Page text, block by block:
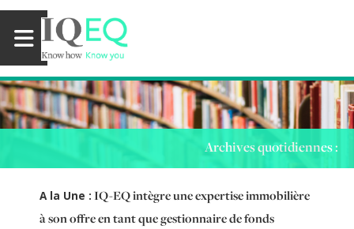
Archives quotidiennes :
A la Une : IQ-EQ intègre une expertise immobilière
à son offre en tant que gestionnaire de fonds